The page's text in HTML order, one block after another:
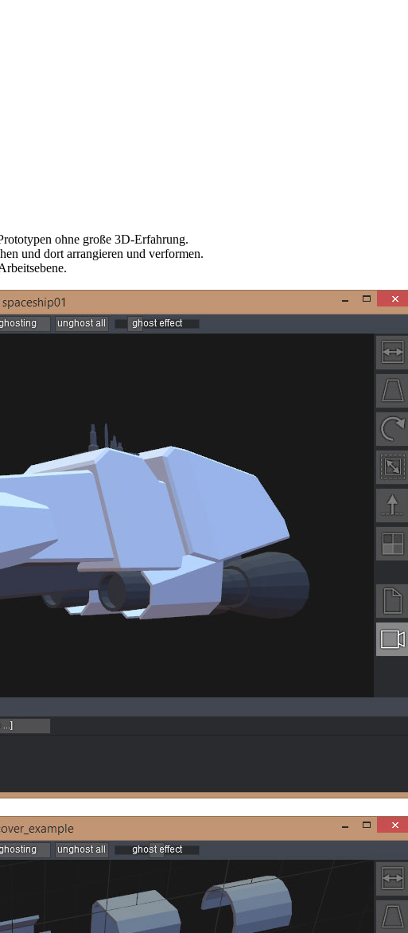
ohne große 3D-Erfahrung.
und dort arrangieren und verformen.